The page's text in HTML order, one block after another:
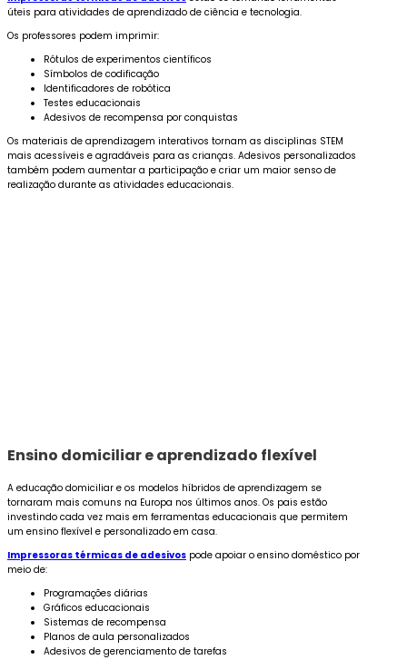
úteis para atividades de aprendizado de ciência e tecnologia.
Os professores podem imprimir:
Rótulos de experimentos científicos
Símbolos de codificação
Identificadores de robótica
Testes educacionais
Adesivos de recompensa por conquistas
Os materiais de aprendizagem interativos tornam as disciplinas STEM
mais acessíveis e agradáveis para as crianças. Adesivos personalizados
também podem aumentar a participação e criar um maior senso de
realização durante as atividades educacionais.
Ensino domiciliar e aprendizado flexível
A educação domiciliar e os modelos híbridos de aprendizagem se
tornaram mais comuns na Europa nos últimos anos. Os pais estão
investindo cada vez mais em ferramentas educacionais que permitem
um ensino flexível e personalizado em casa.
Impressoras térmicas de adesivos pode apoiar o ensino doméstico por
meio de:
Programações diárias
Gráficos educacionais
Sistemas de recompensa
Planos de aula personalizados
Adesivos de gerenciamento de tarefas